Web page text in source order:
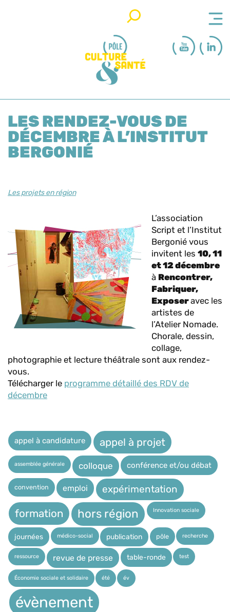
LES RENDEZ-VOUS DE
DÉCEMBRE À L’INSTITUT
BERGONIÉ
Les projets en région
L’association
Script et l’Institut
Bergonié vous
invitent les 10, 11
et 12 décembre
à Rencontrer,
Fabriquer,
Exposeravec les
artistes de
l’Atelier Nomade.
Chorale, dessin,
collage,
photographie et lecture théâtrale sont aux rendez-
vous.
Télécharger le programme détaillé des RDV de
décembre
appel à candidature appel à projet
assemblée générale colloque conférence et/ou débat
convention emploi expérimentation
formation hors région Innovation sociale
journées médico-social publication pôle recherche
ressource revue de presse table-ronde test
Économie sociale et solidaire été év
évènement